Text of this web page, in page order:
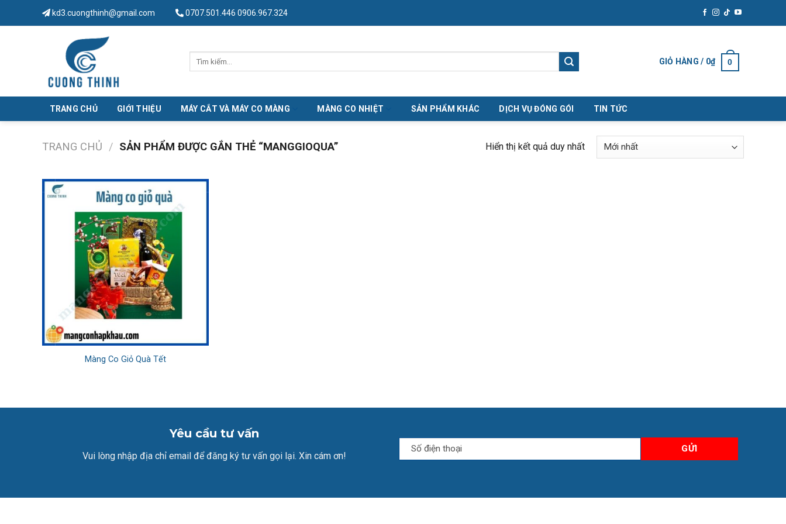
0707.501.446 0906.967.324
kd3.cuongthinh@gmail.com
GIỎ HÀNG / 0₫ 0
TRANG CHỦ GIỚI THIỆU MÁY CẮT VÀ MÁY CO MÀNG MÀNG CO NHIỆT SẢN PHẨM KHÁC DỊCH VỤ ĐÓNG GÓI TIN TỨC
TRANG CHỦ / SẢN PHẨM ĐƯỢC GẮN THẺ “MANGGIOQUA” Hiển thị kết quả duy nhất
Màng Co Giỏ Quà Tết
Yêu cầu tư vấn
Vui lòng nhập địa chỉ email để đăng ký tư vấn gọi lại. Xin cám ơn!